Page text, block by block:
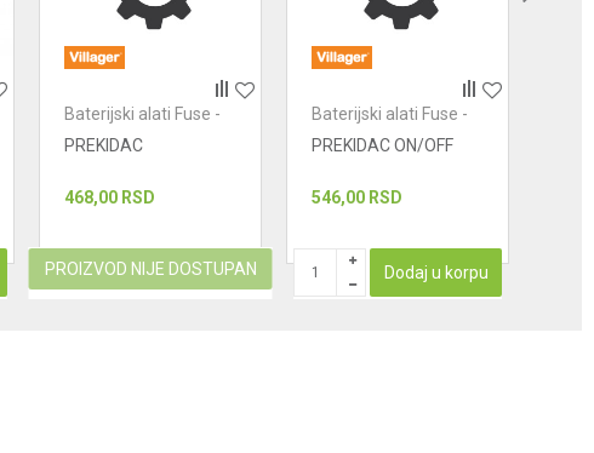
Baterijski alati Fuse -
PREKIDAC
468,00 RSD
PROIZVOD NIJE DOSTUPAN
Baterijski alati Fuse -
PREKIDAC ON/OFF
546,00 RSD
Dodaj u korpu